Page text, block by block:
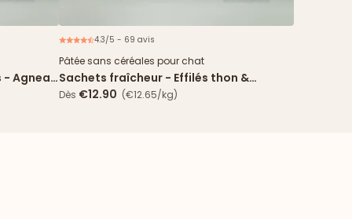
- Agneau
4.3/5 - 69 avis
Pâtée sans céréales pour chat
Sachets fraîcheur - Effilés thon &
cabillaud en sauce
Dès €12.90 (€12.65/kg)